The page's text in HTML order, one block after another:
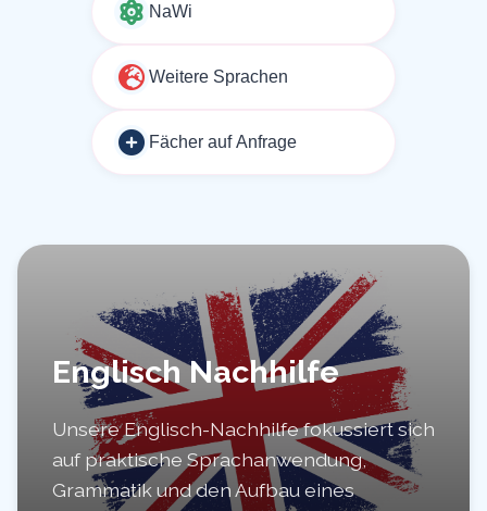
NaWi
Weitere Sprachen
Fächer auf Anfrage
Englisch Nachhilfe
Unsere Englisch-Nachhilfe fokussiert sich
auf praktische Sprachanwendung,
Grammatik und den Aufbau eines